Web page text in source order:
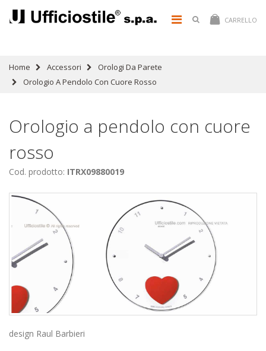
CARRELLO
Home Accessori
Orologi Da Parete
Orologio A Pendolo Con Cuore Rosso
Orologio a pendolo con cuore
rosso
Cod. prodotto: ITRX09880019
design Raul Barbieri